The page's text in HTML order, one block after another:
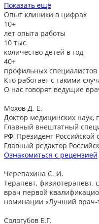
Показать ещё
Опыт клиники в цифрах
10+
лет опыта работы
10 тыс.
количество детей в год
40+
профильных специалистов
Кто работает с такими
О нас говорят ведущие
Мохов Д. Е.
Доктор медицинских наук,
Главный внештатный
РФ, Президент Российской
Главный редактор
Ознакомиться с рецензией
Черепахина С. И.
Терапевт, физиотерапевт,
врач первой
номинации «Лучший врач-
Сологубов Е.Г.